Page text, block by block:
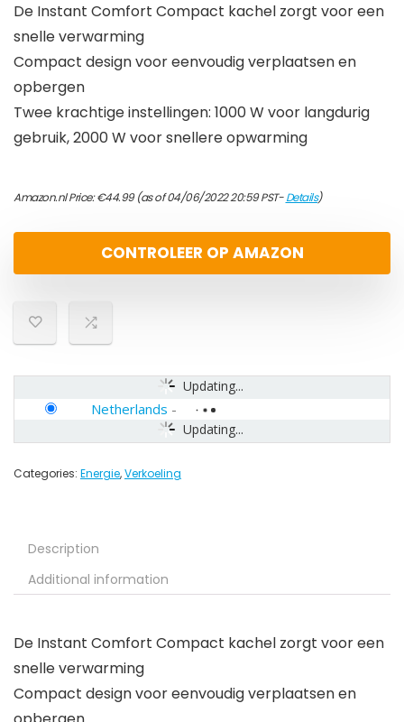
De Instant Comfort Compact kachel zorgt voor een
snelle verwarming
Compact design voor eenvoudig verplaatsen en
opbergen
Twee krachtige instellingen: 1000 W voor langdurig
gebruik, 2000 W voor snellere opwarming
Amazon.nl Price:€44.99(as of 04/06/2022 20:59 PST-Details)
CONTROLEER OP AMAZON
Updating...
Updating...
Netherlands -
Categories: Energie,Verkoeling
Description
Additional information
De Instant Comfort Compact kachel zorgt voor een
snelle verwarming
Compact design voor eenvoudig verplaatsen en